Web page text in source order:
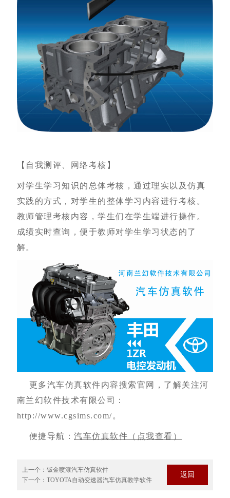
【自我测评、网络考核】
对学生学习知识的总体考核，通过理实以及仿真
实践的方式，对学生的整体学习内容进行考核。
教师管理考核内容，学生们在学生端进行操作。
成绩实时查询，便于教师对学生学习状态的了
解。
更多汽车仿真软件内容搜索官网， 了解关注河
南兰幻软件技术有限公司
：
http://www.cgsims.com/。
便捷导航：汽车仿真软件（点我查看）
上一个： 钣金喷漆汽车仿真软件
下一个： TOYOTA自动变速器汽车仿真教学软件
返回